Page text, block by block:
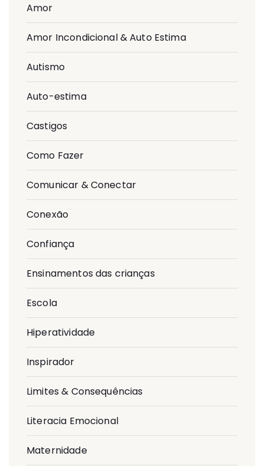
Amor
Amor Incondicional & Auto Estima
Autismo
Auto-estima
Castigos
Como Fazer
Comunicar & Conectar
Conexão
Confiança
Ensinamentos das crianças
Escola
Hiperatividade
Inspirador
Limites & Consequências
Literacia Emocional
Maternidade